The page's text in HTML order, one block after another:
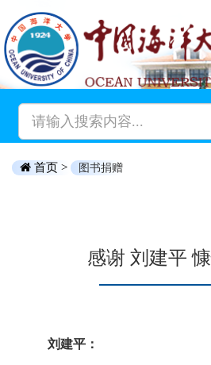
首页 > 图书捐赠
感谢 刘建平
刘建平：